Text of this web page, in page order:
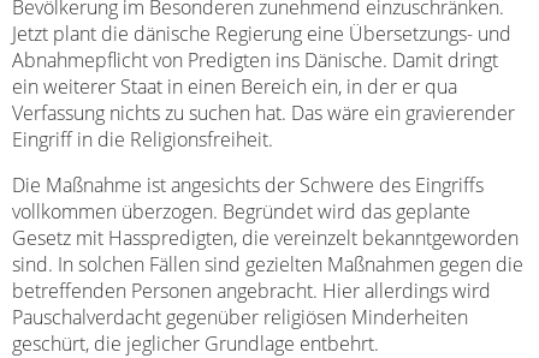
Bevölkerung im Besonderen zunehmend einzuschränken.
Jetzt plant die dänische Regierung eine Übersetzungs- und
Abnahmepflicht von Predigten ins Dänische. Damit dringt
ein weiterer Staat in einen Bereich ein, in der er qua
Verfassung nichts zu suchen hat. Das wäre ein gravierender
Eingriff in die Religionsfreiheit.
Die Maßnahme ist angesichts der Schwere des Eingriffs
vollkommen überzogen. Begründet wird das geplante
Gesetz mit Hasspredigten, die vereinzelt bekanntgeworden
sind. In solchen Fällen sind gezielten Maßnahmen gegen die
betreffenden Personen angebracht. Hier allerdings wird
Pauschalverdacht gegenüber religiösen Minderheiten
geschürt, die jeglicher Grundlage entbehrt.